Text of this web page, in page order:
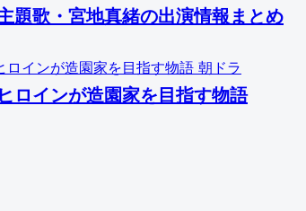
題歌・宮地真緒の出演情報まとめ
朝ドラ
ロインが造園家を目指す物語